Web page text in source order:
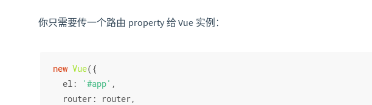
你只需要传一个路由 property 给 Vue 实例：
new Vue({
el : '#app' ,
router : router,